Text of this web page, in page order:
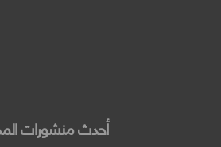
أحدث منشورات